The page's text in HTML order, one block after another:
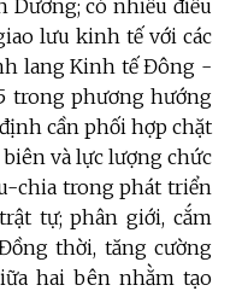
Dương; có nhiều điều
lưu kinh tế với các
lang Kinh tế Đông -
trong phương hướng
cần phối hợp chặt
và lực lượng chức
chia trong phát triển
tự; phân giới, cắm
thời, tăng cường
hai bên nhằm tạo